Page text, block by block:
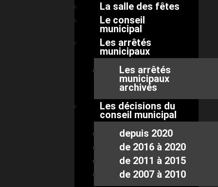
La salle des fêtes
Le conseil
municipal
Les arrêtés
municipaux
Les arrêtés
municipaux
archivés
Les décisions du
conseil municipal
depuis 2020
de 2016 à 2020
de 2011 à 2015
de 2007 à 2010